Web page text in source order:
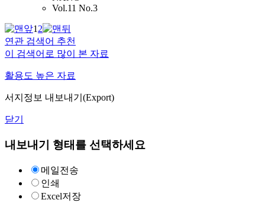
Vol.11 No.3
12
연관 검색어 추천
이 검색어로 많이 본 자료
활용도 높은 자료
서지정보 내보내기(Export)
닫기
내보내기 형태를 선택하세요
메일전송
인쇄
Excel저장